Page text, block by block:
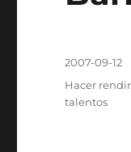
Publicado
2007-09-12
Categorías
Hacer
talentos